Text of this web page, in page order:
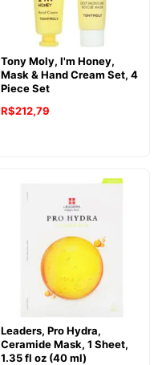
Tony Moly, I'm Honey,
Mask & Hand Cream Set, 4
Piece Set
R$212,79
Leaders, Pro Hydra,
Ceramide Mask, 1 Sheet,
1.35 fl oz (40 ml)